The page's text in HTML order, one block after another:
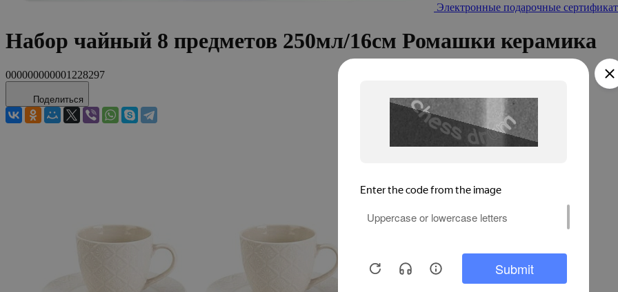
Электронные подарочные
Набор чайный 8 предметов 250мл/16см Ромашки керамика
000000000001228297
Поделиться